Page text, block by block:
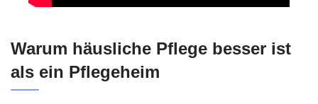
Warum häusliche Pflege besser ist
als ein Pflegeheim